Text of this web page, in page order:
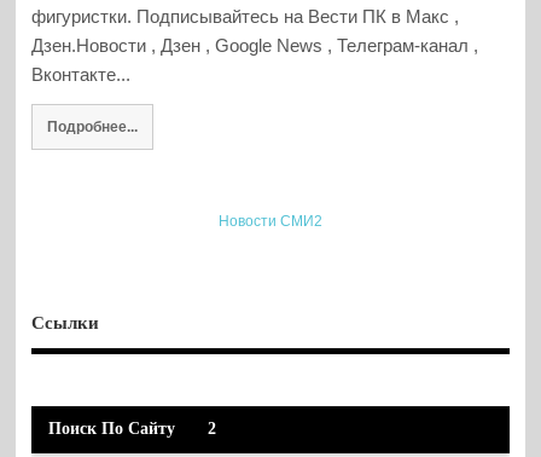
фигуристки. Подписывайтесь на Вести ПК в Макс ,
Дзен.Новости , Дзен , Google News , Телеграм-канал ,
Вконтакте...
Подробнее...
Новости СМИ2
Ссылки
Поиск По Сайту 2